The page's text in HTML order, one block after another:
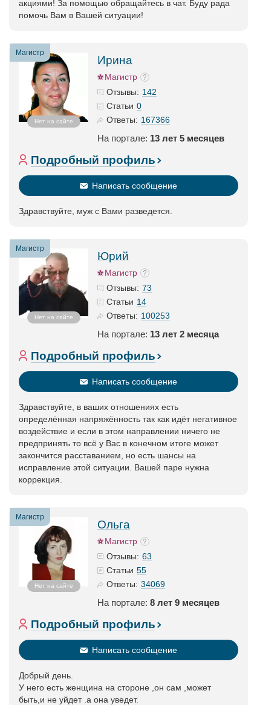
акциями! За помощью обращайтесь в чат. Буду рада
помочь Вам в Вашей ситуации!
Магистр
Нет на сайте
Ирина
Магистр
Отзывы: 142
Статьи 0
Ответы: 167366
На портале: 13 лет 5 месяцев
Подробный профиль
Написать сообщение
Здравствуйте, муж с Вами разведется.
Магистр
Нет на сайте
Юрий
Магистр
Отзывы: 73
Статьи 14
Ответы: 100253
На портале: 13 лет 2 месяца
Подробный профиль
Написать сообщение
Здравствуйте, в ваших отношениях есть
определённая напряжённость так как идёт негативное
воздействие и если в этом направлении ничего не
предпринять то всё у Вас в конечном итоге может
закончится расставанием, но есть шансы на
исправление этой ситуации. Вашей паре нужна
коррекция.
Магистр
Нет на сайте
Ольга
Магистр
Отзывы: 63
Статьи 55
Ответы: 34069
На портале: 8 лет 9 месяцев
Подробный профиль
Написать сообщение
Добрый день.
У него есть женщина на стороне ,он сам ,может
быть,и не уйдет .а она уведет.